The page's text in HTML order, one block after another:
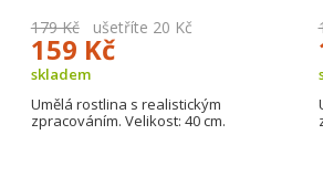
179 Kčušetříte 20 Kč
159 Kč
skladem
Umělá rostlina s realistickým
zpracováním. Velikost: 40 cm.